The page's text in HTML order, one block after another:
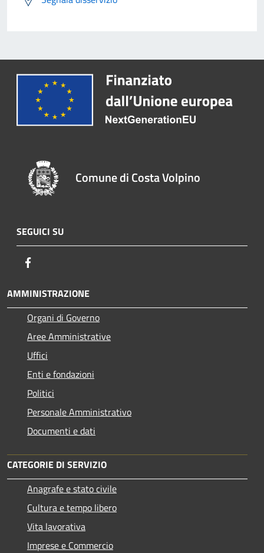
Comune di Costa Volpino
SEGUICI SU
AMMINISTRAZIONE
Organi di Governo
Aree Amministrative
Uffici
Enti e fondazioni
Politici
Personale Amministrativo
Documenti e dati
CATEGORIE DI SERVIZIO
Anagrafe e stato civile
Cultura e tempo libero
Vita lavorativa
Imprese e Commercio